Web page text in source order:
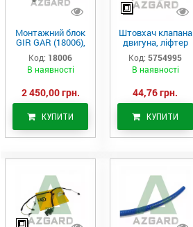
Монтажний блок
GIR GAR (18006),
Аналог
Код: 18006
В наявності
2 450,00 грн.
КУПИТИ
Штовхач клапана
двигуна, ліфтер
(575-4995)
Код: 5754995
В наявності
44,76 грн.
КУПИТИ